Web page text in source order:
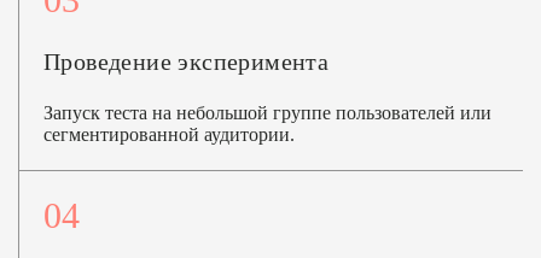
Проведение эксперимента
Запуск теста на небольшой группе пользователей или
сегментированной аудитории.
04